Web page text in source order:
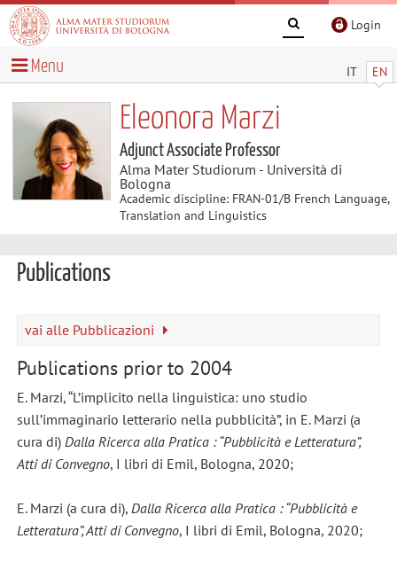
Login
IT EN
Menu
Eleonora Marzi
Adjunct Associate Professor
Alma Mater Studiorum - Università di
Bologna
Academic discipline: FRAN-01/B French Language,
Translation and Linguistics
Publications
vai alle Pubblicazioni
Publications prior to 2004
E. Marzi, “L’implicito nella linguistica: uno studio
sull’immaginario letterario nella pubblicità”, in E. Marzi (a
cura di) Dalla Ricerca alla Pratica : “Pubblicità e Letteratura”,
Atti di Convegno, I libri di Emil, Bologna, 2020;
E. Marzi (a cura di), Dalla Ricerca alla Pratica : “Pubblicità e
Letteratura”, Atti di Convegno, I libri di Emil, Bologna, 2020;